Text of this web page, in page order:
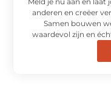
anderen en creëer
Samen bouwen
waardevol zijn en